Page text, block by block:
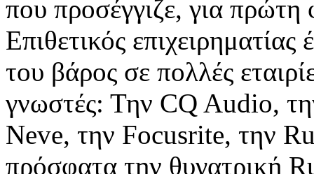
που προσέγγιζε, για
Επιθετικός
του βάρος σε πολλές
γνωστές: Την CQ Audio,
Neve, την Focusrite, την
πρόσφατα την θυγατρική